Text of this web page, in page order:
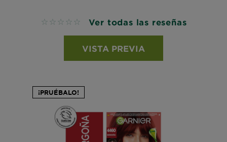
No reviews Ver todas las reseñas
VISTA PREVIA
¡PRUÉBALO!